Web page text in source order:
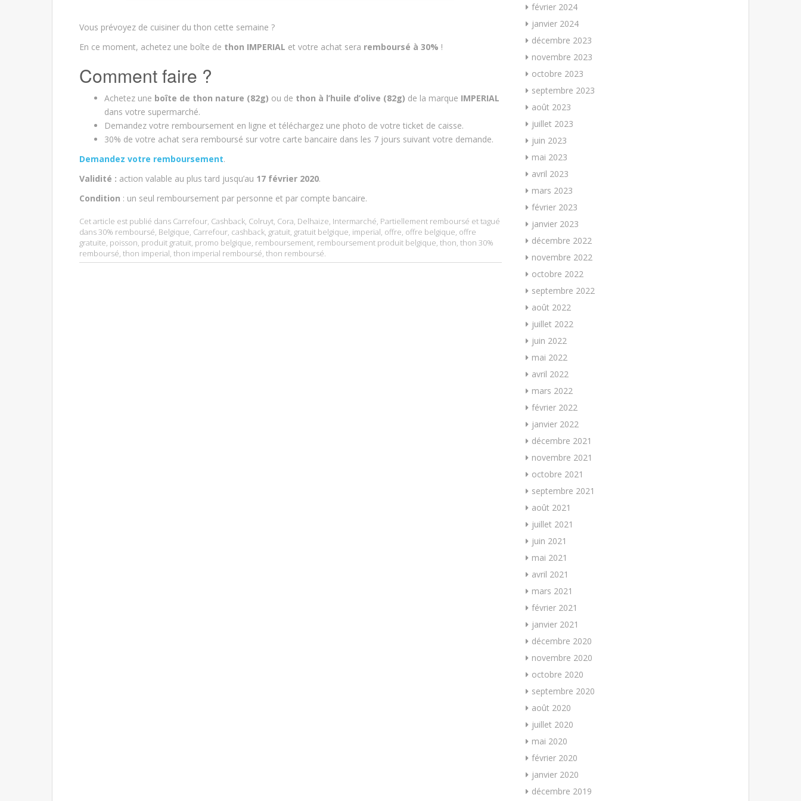
Vous prévoyez de cuisiner du thon cette semaine ?
En ce moment, achetez une boîte de thon IMPERIAL et votre achat sera remboursé à 30% !
Comment faire ?
Achetez une boîte de thon nature (82g) ou de thon à l’huile d’olive (82g) de la marque IMPERIAL
dans votre supermarché.
Demandez votre remboursement en ligne et téléchargez une photo de votre ticket de caisse.
30% de votre achat sera remboursé sur votre carte bancaire dans les 7 jours suivant votre demande.
Demandez votre remboursement.
Validité : action valable au plus tard jusqu’au 17 février 2020.
Condition : un seul remboursement par personne et par compte bancaire.
Cet article est publié dans Carrefour, Cashback, Colruyt, Cora, Delhaize, Intermarché, Partiellement remboursé et tagué
dans30% remboursé, Belgique, Carrefour, cashback, gratuit, gratuit belgique, imperial, offre, offre belgique, offre
gratuite, poisson, produit gratuit, promo belgique, remboursement, remboursement produit belgique, thon, thon 30%
remboursé, thon imperial, thon imperial remboursé, thon remboursé.
février 2024
janvier 2024
décembre 2023
novembre 2023
octobre 2023
septembre 2023
août 2023
juillet 2023
juin 2023
mai 2023
avril 2023
mars 2023
février 2023
janvier 2023
décembre 2022
novembre 2022
octobre 2022
septembre 2022
août 2022
juillet 2022
juin 2022
mai 2022
avril 2022
mars 2022
février 2022
janvier 2022
décembre 2021
novembre 2021
octobre 2021
septembre 2021
août 2021
juillet 2021
juin 2021
mai 2021
avril 2021
mars 2021
février 2021
janvier 2021
décembre 2020
novembre 2020
octobre 2020
septembre 2020
août 2020
juillet 2020
mai 2020
février 2020
janvier 2020
décembre 2019